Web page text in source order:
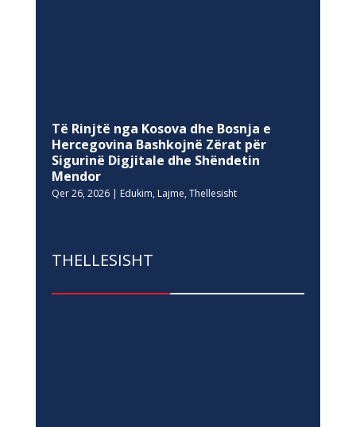
Të Rinjtë nga Kosova dhe Bosnja e
Hercegovina Bashkojnë Zërat për
Sigurinë Digjitale dhe Shëndetin
Mendor
Qer 26, 2026| Edukim, Lajme, Thellesisht
THELLESISHT